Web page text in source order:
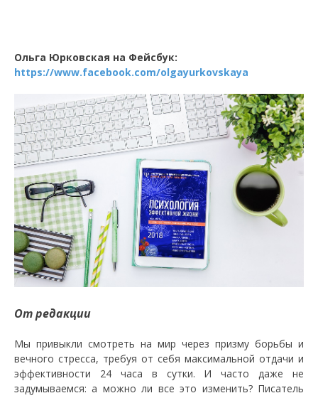
Ольга Юрковская на Фейсбук:
https://www.facebook.com/olgayurkovskaya
От редакции
Мы привыкли смотреть на мир через призму борьбы и
вечного стресса, требуя от себя максимальной отдачи и
эффективности 24 часа в сутки. И часто даже не
задумываемся: а можно ли все это изменить? Писатель